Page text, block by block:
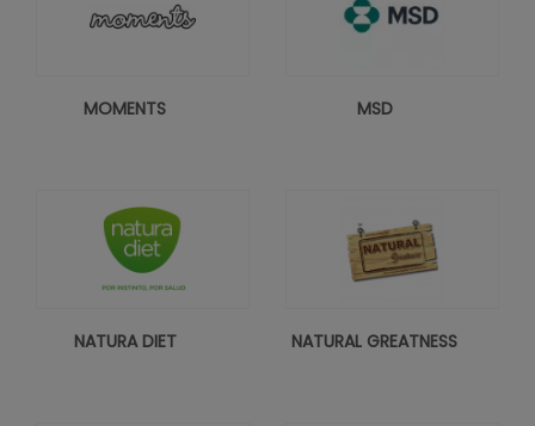
MOMENTS MSD
NATURA DIET NATURAL GREATNESS